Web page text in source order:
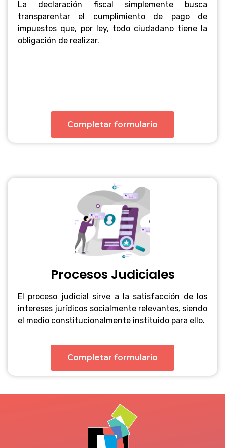
La declaración fiscal simplemente busca
transparentar el cumplimiento de pago de
impuestos que, por ley, todo ciudadano tiene la
obligación de realizar.
Completar formulario
Procesos Judiciales
El proceso judicial sirve a la satisfacción de los
intereses jurídicos socialmente relevantes, siendo
el medio constitucionalmente instituido para ello.
Completar formulario